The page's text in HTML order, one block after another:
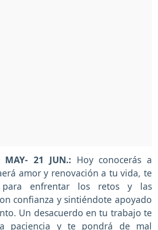
21 JUN.: Hoy conocerás a
amor y renovación a tu vida, te
para enfrentar los retos y las
confianza y sintiéndote apoyado
Un desacuerdo en tu trabajo te
paciencia y te pondrá de mal